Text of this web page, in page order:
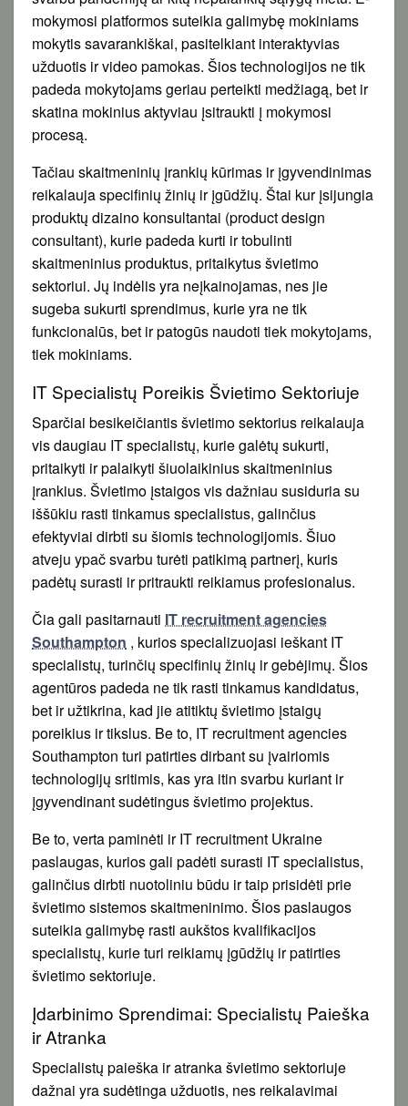
mokymosi platformos suteikia galimybę mokiniams
mokytis savarankiškai, pasitelkiant interaktyvias
užduotis ir video pamokas. Šios technologijos ne tik
padeda mokytojams geriau perteikti medžiagą, bet ir
skatina mokinius aktyviau įsitraukti į mokymosi
procesą.
Tačiau skaitmeninių įrankių kūrimas ir įgyvendinimas
reikalauja specifinių žinių ir įgūdžių. Štai kur įsijungia
produktų dizaino konsultantai (product design
consultant), kurie padeda kurti ir tobulinti
skaitmeninius produktus, pritaikytus švietimo
sektoriui. Jų indėlis yra neįkainojamas, nes jie
sugeba sukurti sprendimus, kurie yra ne tik
funkcionalūs, bet ir patogūs naudoti tiek mokytojams,
tiek mokiniams.
IT Specialistų Poreikis Švietimo Sektoriuje
Sparčiai besikeičiantis švietimo sektorius reikalauja
vis daugiau IT specialistų, kurie galėtų sukurti,
pritaikyti ir palaikyti šiuolaikinius skaitmeninius
įrankius. Švietimo įstaigos vis dažniau susiduria su
iššūkiu rasti tinkamus specialistus, galinčius
efektyviai dirbti su šiomis technologijomis. Šiuo
atveju ypač svarbu turėti patikimą partnerį, kuris
padėtų surasti ir pritraukti reikiamus profesionalus.
Čia gali pasitarnauti IT recruitment agencies
Southampton , kurios specializuojasi ieškant IT
specialistų, turinčių specifinių žinių ir gebėjimų. Šios
agentūros padeda ne tik rasti tinkamus kandidatus,
bet ir užtikrina, kad jie atitiktų švietimo įstaigų
poreikius ir tikslus. Be to, IT recruitment agencies
Southampton turi patirties dirbant su įvairiomis
technologijų sritimis, kas yra itin svarbu kuriant ir
įgyvendinant sudėtingus švietimo projektus.
Be to, verta paminėti ir IT recruitment Ukraine
paslaugas, kurios gali padėti surasti IT specialistus,
galinčius dirbti nuotoliniu būdu ir taip prisidėti prie
švietimo sistemos skaitmeninimo. Šios paslaugos
suteikia galimybę rasti aukštos kvalifikacijos
specialistų, kurie turi reikiamų įgūdžių ir patirties
švietimo sektoriuje.
Įdarbinimo Sprendimai: Specialistų Paieška
ir Atranka
Specialistų paieška ir atranka švietimo sektoriuje
dažnai yra sudėtinga užduotis, nes reikalavimai